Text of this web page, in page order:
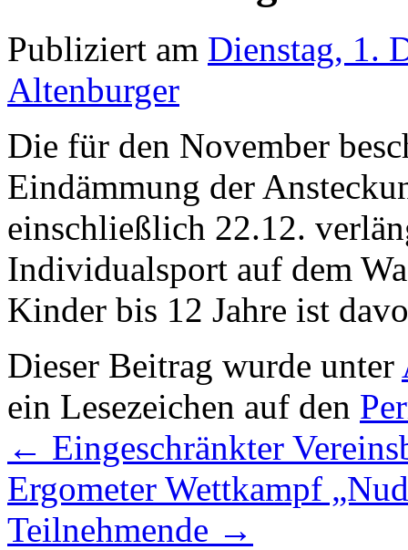
Publiziert am Dienstag, 1.
Altenburger
Die für den November
Eindämmung der
einschließlich 22.12.
Individualsport auf dem
Kinder bis 12 Jahre ist
Dieser Beitrag wurde unter
ein Lesezeichen auf den
← Eingeschränkter
Ergometer Wettkampf
Teilnehmende →